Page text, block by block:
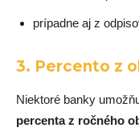
prípadne aj z
3. Percento z
Niektoré banky
percenta z ročného